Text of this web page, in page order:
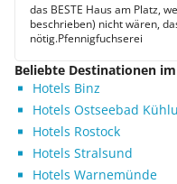
das BESTE Haus am Platz,
beschrieben) nicht wären,
nötig.Pfennigfuchserei
Beliebte Destinationen
Hotels Binz
Hotels Ostseebad
Hotels Rostock
Hotels Stralsund
Hotels Warnemünde